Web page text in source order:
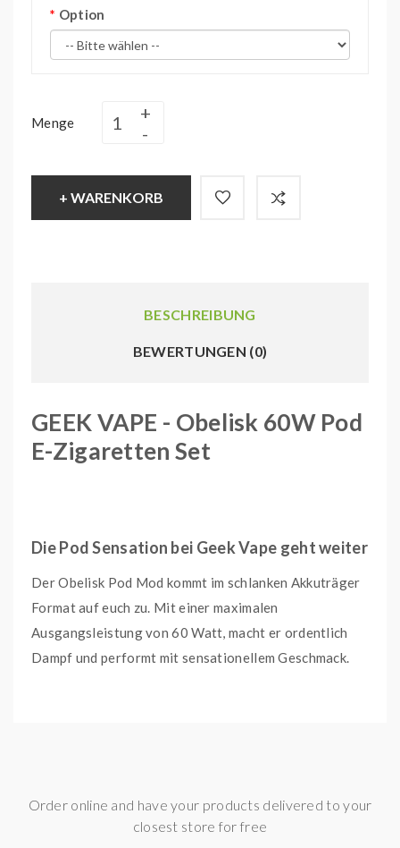
Option
Menge
+ WARENKORB
BESCHREIBUNG
BEWERTUNGEN (0)
GEEK VAPE - Obelisk 60W Pod
E-Zigaretten Set
Die Pod Sensation bei Geek Vape geht weiter
Der Obelisk Pod Mod kommt im schlanken Akkuträger
Format auf euch zu. Mit einer maximalen
Ausgangsleistung von 60 Watt, macht er ordentlich
Dampf und performt mit sensationellem Geschmack.
sanften DL Zug ausgelegt und im inneren befindet sich
selbstverständlich ein Mesh Material aus Kanthal A1,
Order online and have your products delivered to your
closest store for free